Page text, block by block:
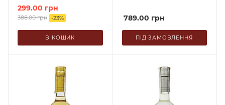
299.00 грн
388.00грн -23%
В КОШИК
789.00 грн
ПІД ЗАМОВЛЕННЯ